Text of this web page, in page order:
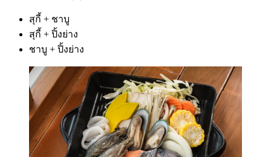
สุกี้ + ชาบู
สุกี้ + ปิ้งย่าง
ชาบู + ปิ้งย่าง